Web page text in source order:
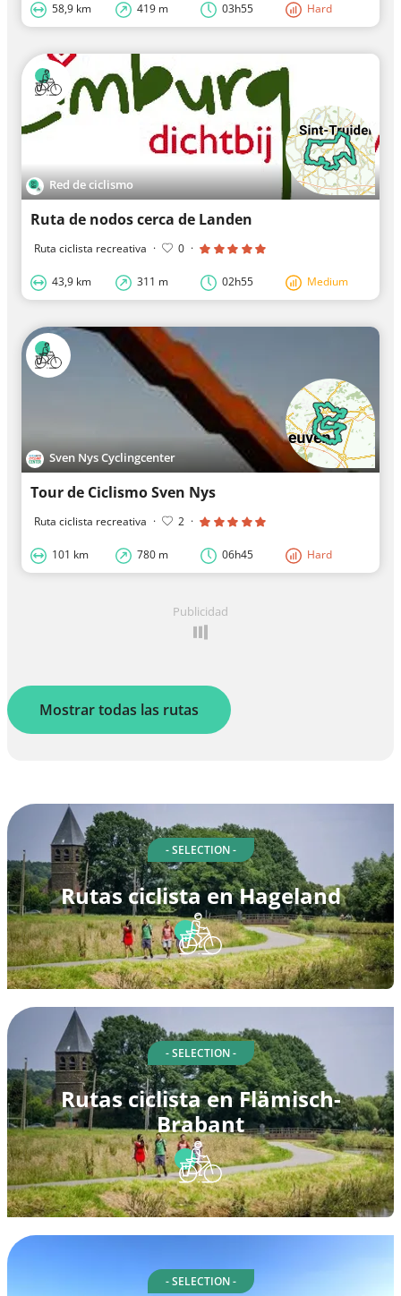
58,9 km 419 m 03h55 Hard
Red de ciclismo
Ruta de nodos cerca de Landen
Ruta ciclista recreativa · 0 ·
43,9 km 311 m 02h55 Medium
Sven Nys Cyclingcenter
Tour de Ciclismo Sven Nys
Ruta ciclista recreativa · 2 ·
101 km 780 m 06h45 Hard
Publicidad
Mostrar todas las rutas
- SELECTION -
Rutas ciclista en Hageland
- SELECTION -
Rutas ciclista en Flämisch-
Brabant
- SELECTION -